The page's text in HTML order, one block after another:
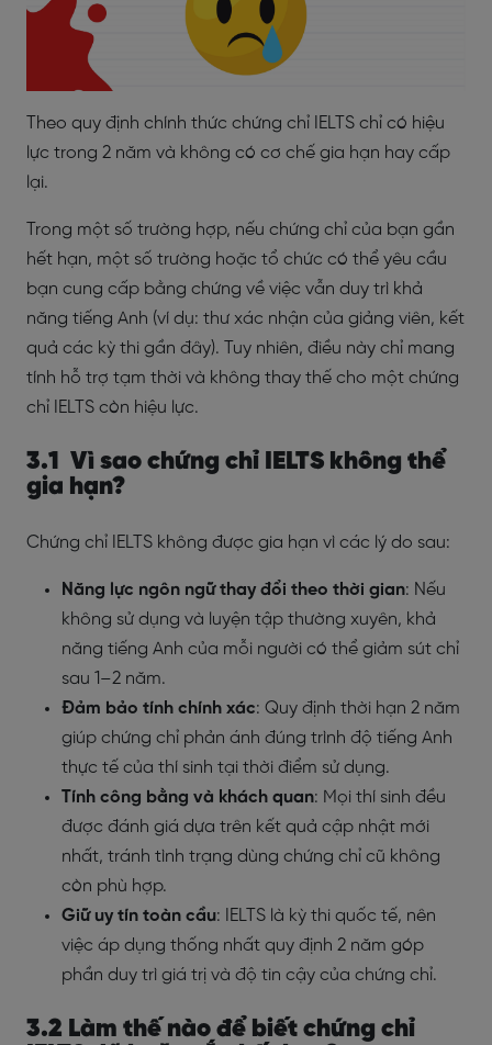
Theo quy định chính thức chứng chỉ IELTS chỉ có hiệu
lực trong 2 năm và không có cơ chế gia hạn hay cấp
lại.
Trong một số trường hợp, nếu chứng chỉ của bạn gần
hết hạn, một số trường hoặc tổ chức có thể yêu cầu
bạn cung cấp bằng chứng về việc vẫn duy trì khả
năng tiếng Anh (ví dụ: thư xác nhận của giảng viên, kết
quả các kỳ thi gần đây). Tuy nhiên, điều này chỉ mang
tính hỗ trợ tạm thời và không thay thế cho một chứng
chỉ IELTS còn hiệu lực.
3.1 Vì sao chứng chỉ IELTS không thể
gia hạn?
Chứng chỉ IELTS không được gia hạn vì các lý do sau:
Năng lực ngôn ngữ thay đổi theo thời gian: Nếu
không sử dụng và luyện tập thường xuyên, khả
năng tiếng Anh của mỗi người có thể giảm sút chỉ
sau 1–2 năm.
Đảm bảo tính chính xác: Quy định thời hạn 2 năm
giúp chứng chỉ phản ánh đúng trình độ tiếng Anh
thực tế của thí sinh tại thời điểm sử dụng.
Tính công bằng và khách quan: Mọi thí sinh đều
được đánh giá dựa trên kết quả cập nhật mới
nhất, tránh tình trạng dùng chứng chỉ cũ không
còn phù hợp.
Giữ uy tín toàn cầu: IELTS là kỳ thi quốc tế, nên
việc áp dụng thống nhất quy định 2 năm góp
phần duy trì giá trị và độ tin cậy của chứng chỉ.
3.2 Làm thế nào để biết chứng chỉ